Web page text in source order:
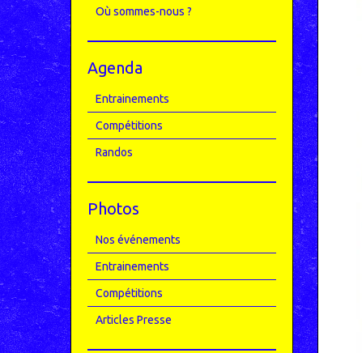
Où sommes-nous ?
Agenda
Entrainements
Compétitions
Randos
Photos
Nos événements
Entrainements
Compétitions
Articles Presse